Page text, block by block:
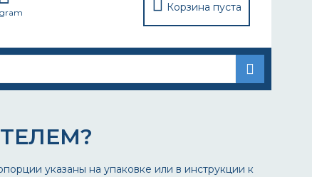
Корзина пуста
указаны на упаковке или в инструкции к